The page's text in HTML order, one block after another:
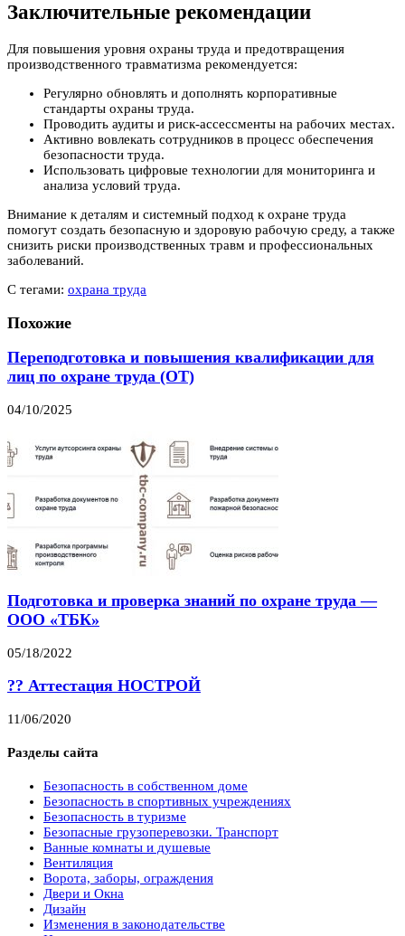
Заключительные рекомендации
Для повышения уровня охраны труда и предотвращения
производственного травматизма рекомендуется:
Регулярно обновлять и дополнять корпоративные
стандарты охраны труда.
Проводить аудиты и риск-ассессменты на рабочих местах.
Активно вовлекать сотрудников в процесс обеспечения
безопасности труда.
Использовать цифровые технологии для мониторинга и
анализа условий труда.
Внимание к деталям и системный подход к охране труда
помогут создать безопасную и здоровую рабочую среду, а также
снизить риски производственных травм и профессиональных
заболеваний.
С тегами: охрана труда
Похожие
Переподготовка и повышения квалификации для
лиц по охране труда (ОТ)
04/10/2025
Подготовка и проверка знаний по охране труда —
ООО «ТБК»
05/18/2022
?‍? Аттестация НОСТРОЙ
11/06/2020
Разделы сайта
Безопасность в собственном доме
Безопасность в спортивных учреждениях
Безопасность в туризме
Безопасные грузоперевозки. Транспорт
Ванные комнаты и душевые
Вентиляция
Ворота, заборы, ограждения
Двери и Окна
Дизайн
Изменения в законодательстве